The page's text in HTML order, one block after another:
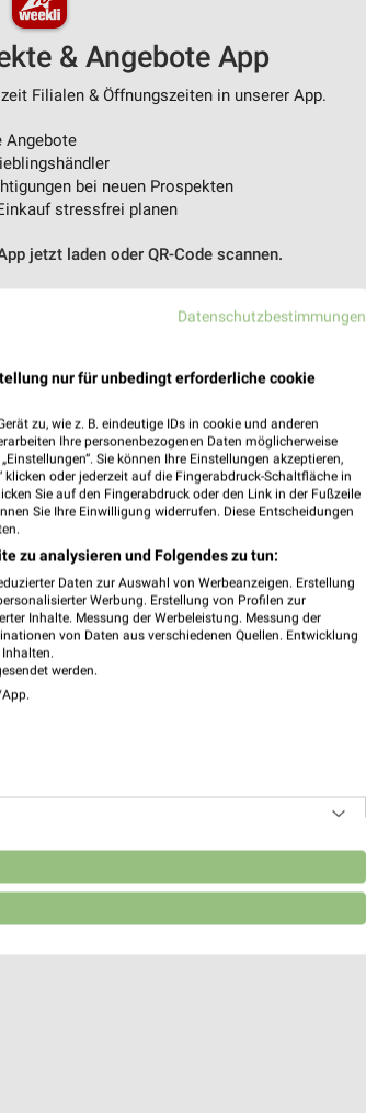
& Angebote App
Filialen & Öffnungszeiten in unserer App.
Angebote
bei neuen Prospekten
stressfrei planen
jetzt laden oder QR-Code scannen.
Datenschutzbestimmungen
nur für unbedingt erforderliche cookie
zu, wie z. B. eindeutige IDs in cookie und anderen
Ihre personenbezogenen Daten möglicherweise
Sie können Ihre Einstellungen akzeptieren,
oder jederzeit auf die Fingerabdruck-Schaltfläche in
Sie auf den Fingerabdruck oder den Link in der Fußzeile
Sie Ihre Einwilligung widerrufen. Diese Entscheidungen
zu analysieren und Folgendes zu tun:
Daten zur Auswahl von Werbeanzeigen. Erstellung
Werbung. Erstellung von Profilen zur
Inhalte. Messung der Werbeleistung. Messung der
von Daten aus verschiedenen Quellen. Entwicklung
werden.